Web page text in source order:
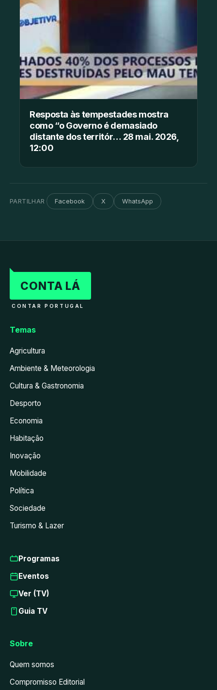
Resposta às tempestades mostra
como “o Governo é demasiado
distante dos territór… 28 mai. 2026,
12:00
PARTILHAR Facebook X WhatsApp
CONTA LÁ
CONTAR PORTUGAL
Temas
Agricultura
Ambiente & Meteorologia
Cultura & Gastronomia
Desporto
Economia
Habitação
Inovação
Mobilidade
Política
Sociedade
Turismo & Lazer
Programas
Eventos
Ver (TV)
Guia TV
Sobre
Quem somos
Compromisso Editorial